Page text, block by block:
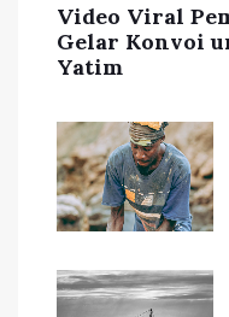
Video Viral
Gelar Konvoi
Yatim